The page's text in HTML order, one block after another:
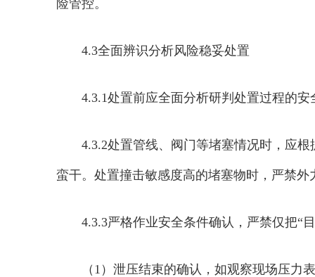
险管控。
4.3全面辨识分析风险稳妥处置
4.3.1处置前应全面分析研判处置过程的
4.3.2处置管线、阀门等堵塞情况时，应
蛮干。处置撞击敏感度高的堵塞物时，严禁外
4.3.3严格作业安全条件确认，严禁仅把“
（1）泄压结束的确认，如观察现场压